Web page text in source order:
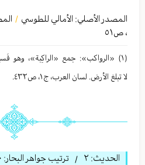
المصدر الأصلي: الأمالي للطوسي /
، ص٥١
(١) «الرواكب»: جمع «الراكِبة»، وهو
لا تبلغ الأرض. لسان العرب، ج١، ص٤٣٢.
الحديث: ٢ / ترتيب جواهر البحار: